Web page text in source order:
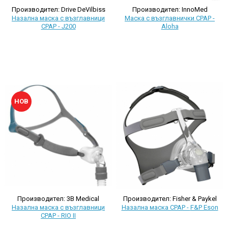
Производител: Drive DeVilbiss
Назална маска с възглавници
CPAP - J200
Производител: InnoMed
Маска с възглавнички CPAP -
Aloha
НОВ
Производител: 3B Medical
Назална маска с възглавници
CPAP - RIO II
Производител: Fisher & Paykel
Назална маска CPAP - F&P Eson